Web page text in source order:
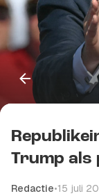
Trump als
Redactie•15 juli